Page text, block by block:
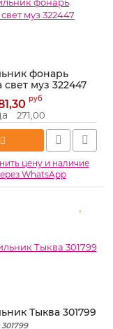
фонарь
свет муз 322447
322447 руб
271,00
цену и наличие
WhatsApp
Тыква 301799
301799